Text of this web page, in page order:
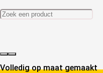
Volledig op maat gemaakt